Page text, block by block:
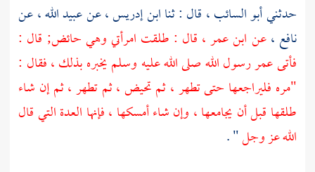
حدثنيأبو السائب ، قال : ثناابن إدريس ،عنعبيد الله ،عن
نافع ،عن ابن عمر ، قال : طلقت امرأتي وهي حائض; قال :
فأتى عمر رسول الله صلى الله عليه وسلم يخبره بذلك ، فقال :
"مره فليراجعها حتى تطهر ، ثم تحيض ، ثم تطهر ، ثم إن شاء
طلقها قبل أن يجامعها ، وإن شاء أمسكها ، فإنها العدة التي قال
الله عز وجل" .